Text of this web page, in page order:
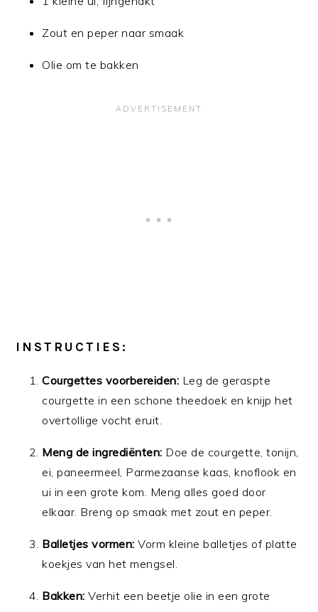
Zout en peper naar smaak
Olie om te bakken
INSTRUCTIES:
Courgettes voorbereiden: Leg de geraspte
courgette in een schone theedoek en knijp het
overtollige vocht eruit.
Meng de ingrediënten: Doe de courgette, tonijn,
ei, paneermeel, Parmezaanse kaas, knoflook en
ui in een grote kom. Meng alles goed door
elkaar. Breng op smaak met zout en peper.
Balletjes vormen: Vorm kleine balletjes of platte
koekjes van het mengsel.
Bakken: Verhit een beetje olie in een grote